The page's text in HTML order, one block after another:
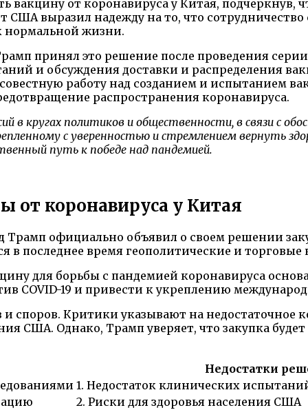
вакцину от коронавируса у Китая, подчеркнув,
США выразил надежду на то, что
нормальной жизни.
принял это решение после проведения
и обсуждения доставки и распределения
работу над созданием и испытанием
распространения коронавируса.
в кругах политиков и общественности, в связи с
с уверенностью и стремлением вернуть
путь к победе над пандемией.
от коронавируса у Китая
официально объявил о своем решении
последнее время геополитические и
для борьбы с пандемией коронавируса
19 и привести к укреплению
споров. Критики указывают на
США. Однако, Трамп уверяет, что закупка
Недостатки
1. Недостаток клинических
2. Риски для здоровья населения США